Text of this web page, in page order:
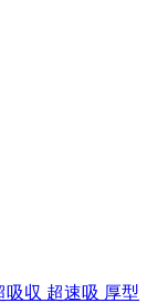
収 超速吸 厚型